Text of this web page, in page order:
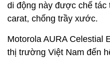
di động này được chế tác
carat, chống trầy xước.
Motorola AURA Celestial
thị trường Việt Nam đến